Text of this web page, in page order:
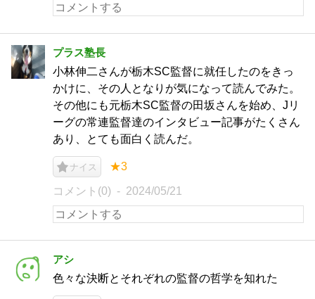
プラス塾長
小林伸二さんが栃木SC監督に就任したのをきっ
かけに、その人となりが気になって読んでみた。
その他にも元栃木SC監督の田坂さんを始め、Jリ
ーグの常連監督達のインタビュー記事がたくさん
あり、とても面白く読んだ。
ナイス ★3
コメント(0) 2024/05/21
アシ
色々な決断とそれぞれの監督の哲学を知れた